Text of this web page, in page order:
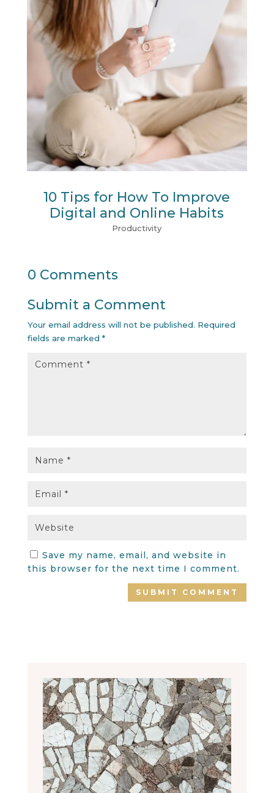
10 Tips for How To Improve
Digital and Online Habits
Productivity
0 Comments
Submit a Comment
Your email address will not be published. Required
fields are marked *
Save my name, email, and website in
this browser for the next time I comment.
SUBMIT COMMENT